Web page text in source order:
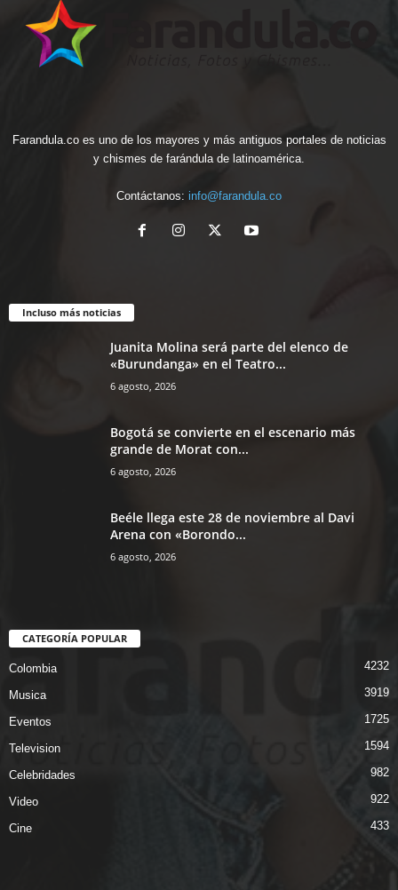
Farandula.co es uno de los mayores y más antiguos portales de noticias
y chismes de farándula de latinoamérica.
Contáctanos: info@farandula.co
Incluso más noticias
Juanita Molina será parte del elenco de
«Burundanga» en el Teatro...
6 agosto, 2026
Bogotá se convierte en el escenario más
grande de Morat con...
6 agosto, 2026
Beéle llega este 28 de noviembre al Davi
Arena con «Borondo...
6 agosto, 2026
CATEGORÍA POPULAR
Colombia 4232
Musica 3919
Eventos 1725
Television 1594
Celebridades 982
Video 922
Cine 433